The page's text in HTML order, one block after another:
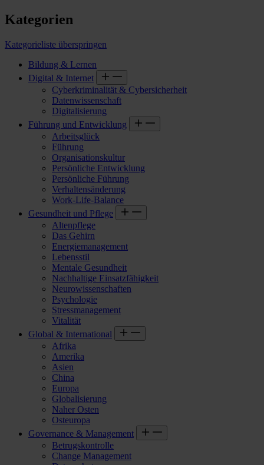
Kategorien
Kategorieliste überspringen
Bildung & Lernen
Digital & Internet
Cyberkriminalität & Cybersicherheit
Datenwissenschaft
Digitalisierung
Führung und Entwicklung
Arbeitsglück
Führung
Organisationskultur
Persönliche Entwicklung
Persönliche Führung
Verhaltensänderung
Work-Life-Balance
Gesundheit und Pflege
Altenpflege
Das Gehirn
Energiemanagement
Lebensstil
Mentale Gesundheit
Nachhaltige Einsatzfähigkeit
Neurowissenschaften
Psychologie
Stressmanagement
Vitalität
Global & International
Afrika
Amerika
Asien
China
Europa
Globalisierung
Naher Osten
Osteuropa
Governance & Management
Betrugskontrolle
Change Management